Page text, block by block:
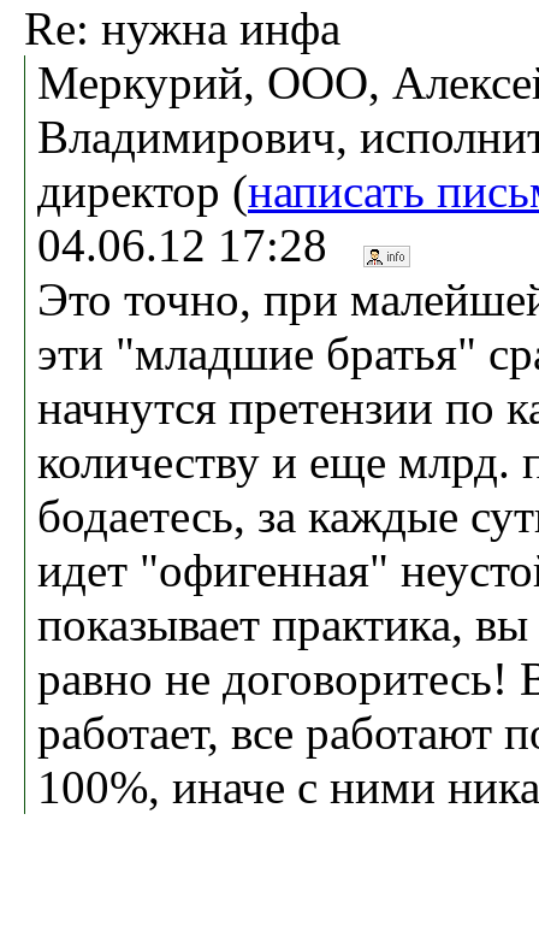
Re: нужна инфа
Меркурий, ООО,
Владимирович,
директор (написать
04.06.12 17:28
Это точно, при
эти "младшие братья"
начнутся претензии по
количеству и еще млрд.
бодаетесь, за каждые
идет "офигенная"
показывает практика,
равно не договоритесь!
работает, все работают
100%, иначе с ними